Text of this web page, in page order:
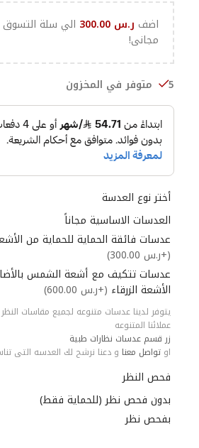
اضف ر.س
الي سلة
مجانى!
5 متوفر في المخزون
أختر نوع العدسة
العدسات الاساسية مجاناً
عدسات فائقة الحماية للحماية من
(+ر.س 300.00)
عدسات تتكيف مع أشعة الشمس
الأشعة الزرقاء (+ر.س 600.00)
يتوفر لدينا عدسات متنوعه لجميع مقاسات النظر
عملائنا المتنوعه
زر قسم عدسات نظارات طبية
او تواصل معنا و دعنا نرشح لك العدسه التى
فحص النظر
بدون فحص نظر (للحماية فقط)
بفحص نظر